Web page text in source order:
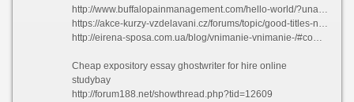
http://www.buffalopainmanagement.com/hello-world/?unapproved=11857&moderation-hash=1baba5aabe9d73b9bbf843b8a4375516#comment-11857
https://akce-kurzy-vzdelavani.cz/forums/topic/good-titles-name-essays/
http://eirena-sposa.com.ua/blog/vnimanie-vnimanie-/#comment_746356
Cheap expository essay ghostwriter for hire online
studybay
http://forum188.net/showthread.php?tid=12609